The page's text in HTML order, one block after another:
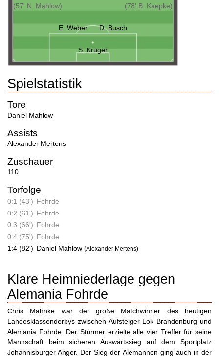
(57' N. Mahlow)
(78' B. Kaepke)
E. Weber D. Busch
S. Krüger
Spielstatistik
Tore
Daniel Mahlow
Assists
Alexander Mertens
Zuschauer
110
Torfolge
0:1 (43') Fohrde
0:2 (61') Fohrde
0:3 (66') Fohrde
0:4 (75') Fohrde
1:4 (82') Daniel Mahlow (Alexander Mertens)
Klare Heimniederlage gegen
Alemania Fohrde
Chris Mahnke war der große Matchwinner des heutigen
Landesklassenderbys zwischen Aufsteiger Lok Brandenburg und
Alemania Fohrde. Der Stürmer erzielte alle vier Treffer für seine
Mannschaft beim sicheren Auswärtssieg auf dem Sportplatz
Johannisburger Anger. Der Sieg der Alemannen ging auch in der